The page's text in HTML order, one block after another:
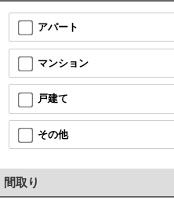
アパート
マンション
戸建て
その他
間取り